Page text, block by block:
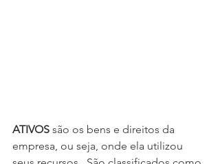
ATIVOS são os bens e direitos da
empresa, ou seja, onde ela utilizou